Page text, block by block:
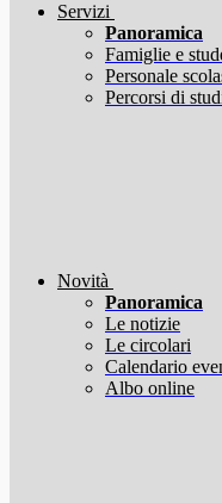
Servizi
Panoramica
Famiglie e
Personale
Percorsi di
Novità
Panoramica
Le notizie
Le circolari
Calendario
Albo online